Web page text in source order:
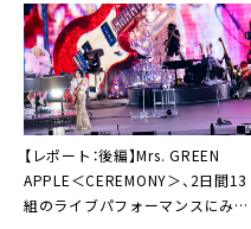
【レポート：後編】Mrs. GREEN
APPLE＜CEREMONY＞、2日間13
組のライブパフォーマンスにみた